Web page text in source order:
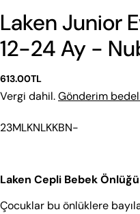
Laken Junior
12-24 Ay -
Normal
fiyat
613.00TL
Vergi dahil.Gönderim
Stok
23MLKNLKKBN-
Laken Cepli Bebek Önlüğü
Çocuklar bu önlüklere
rehberler sunuyoruz.
Tekstil Ayakkabı